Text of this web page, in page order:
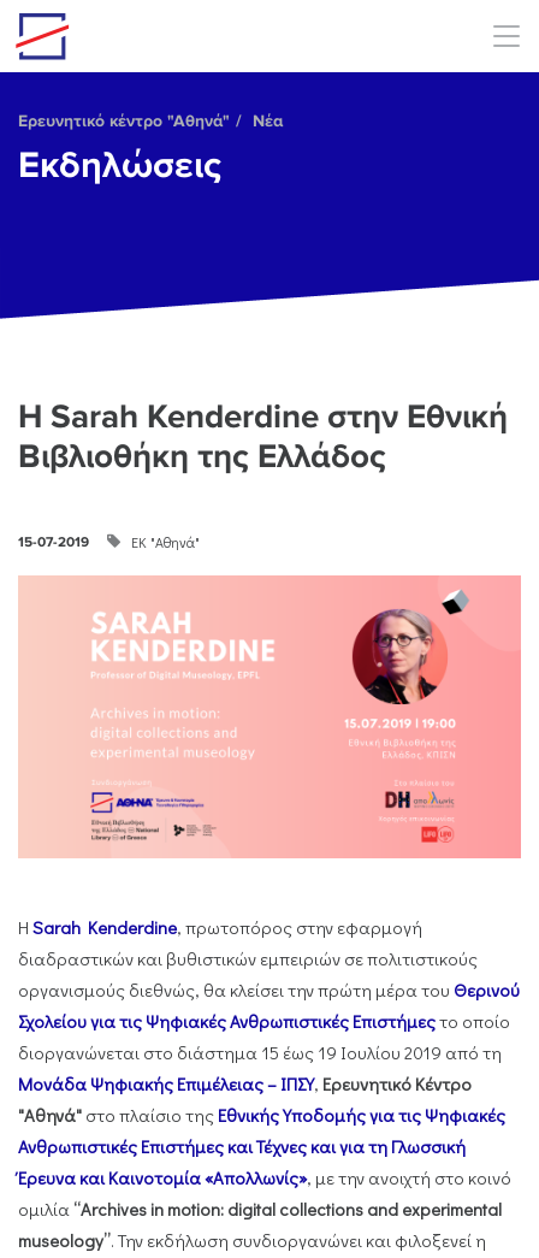
Skip to main content
Ερευνητικό κέντρο "Αθηνά" Νέα
Εκδηλώσεις
Η Sarah Kenderdine στην Εθνική
Βιβλιοθήκη της Ελλάδος
15-07-2019 ΕΚ "Αθηνά"
Η Sarah Kenderdine, πρωτοπόρος στην εφαρμογή
διαδραστικών και βυθιστικών εμπειριών σε πολιτιστικούς
οργανισμούς διεθνώς, θα κλείσει την πρώτη μέρα του Θερινού
Σχολείου για τις Ψηφιακές Ανθρωπιστικές Επιστήμεςτο οποίο
διοργανώνεται στο διάστημα 15 έως 19 Ιουλίου 2019 από τη
Μονάδα Ψηφιακής Επιμέλειας – ΙΠΣΥ, Ερευνητικό Κέντρο
"Αθηνά" στο πλαίσιο της Εθνικής Υποδομής για τις Ψηφιακές
Ανθρωπιστικές Επιστήμες και Τέχνες και για τη Γλωσσική
Έρευνα και Καινοτομία «Απολλωνίς», με την ανοιχτή στο κοινό
ομιλία “Archives in motion: digital collections and experimental
museology”. Την εκδήλωση συνδιοργανώνει και φιλοξενεί η